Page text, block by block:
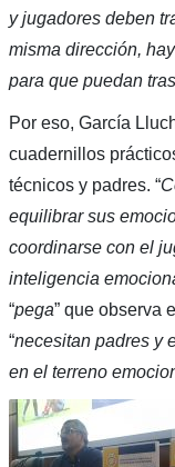
y jugadores deben
misma dirección,
para que puedan
Por eso, García
cuadernillos
técnicos y padres. “
equilibrar sus
coordinarse con el
inteligencia
“pega” que observa
“necesitan padres y
en el terreno